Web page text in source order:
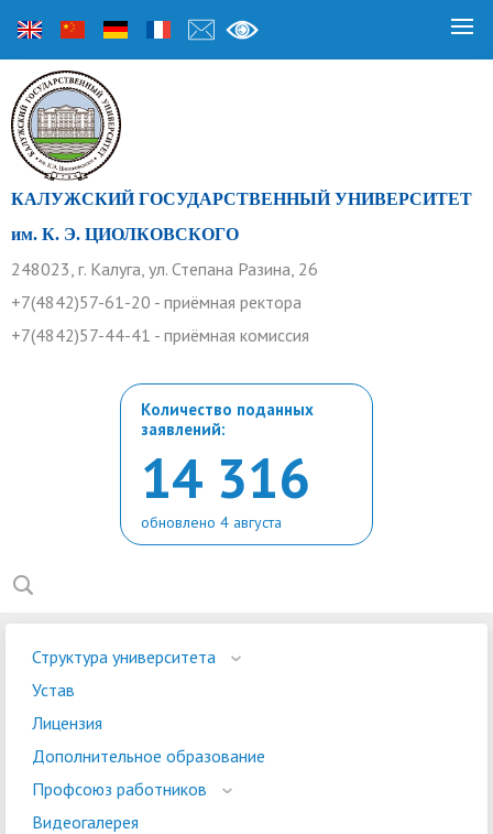
КАЛУЖСКИЙ ГОСУДАРСТВЕННЫЙ УНИВЕРСИТЕТ
им. К. Э. ЦИОЛКОВСКОГО
248023, г. Калуга, ул. Степана Разина, 26
+7(4842)57-61-20 - приёмная ректора
+7(4842)57-44-41 - приёмная комиссия
Количество поданных
заявлений:
14 316
обновлено 4 августа
Структура университета
Устав
Лицензия
Дополнительное образование
Профсоюз работников
Видеогалерея